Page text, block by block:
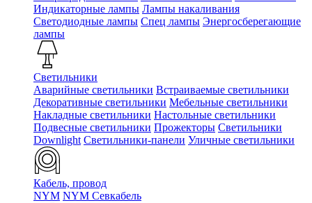
Индикаторные лампы Лампы накаливания
Светодиодные лампы Спец лампы Энергосберегающие
лампы
Светильники
Аварийные светильники Встраиваемые светильники
Декоративные светильники Мебельные светильники
Накладные светильники Настольные светильники
Подвесные светильники Прожекторы Светильники
Downlight Светильники-панели Уличные светильники
Кабель, провод
NYM NYM Севкабель